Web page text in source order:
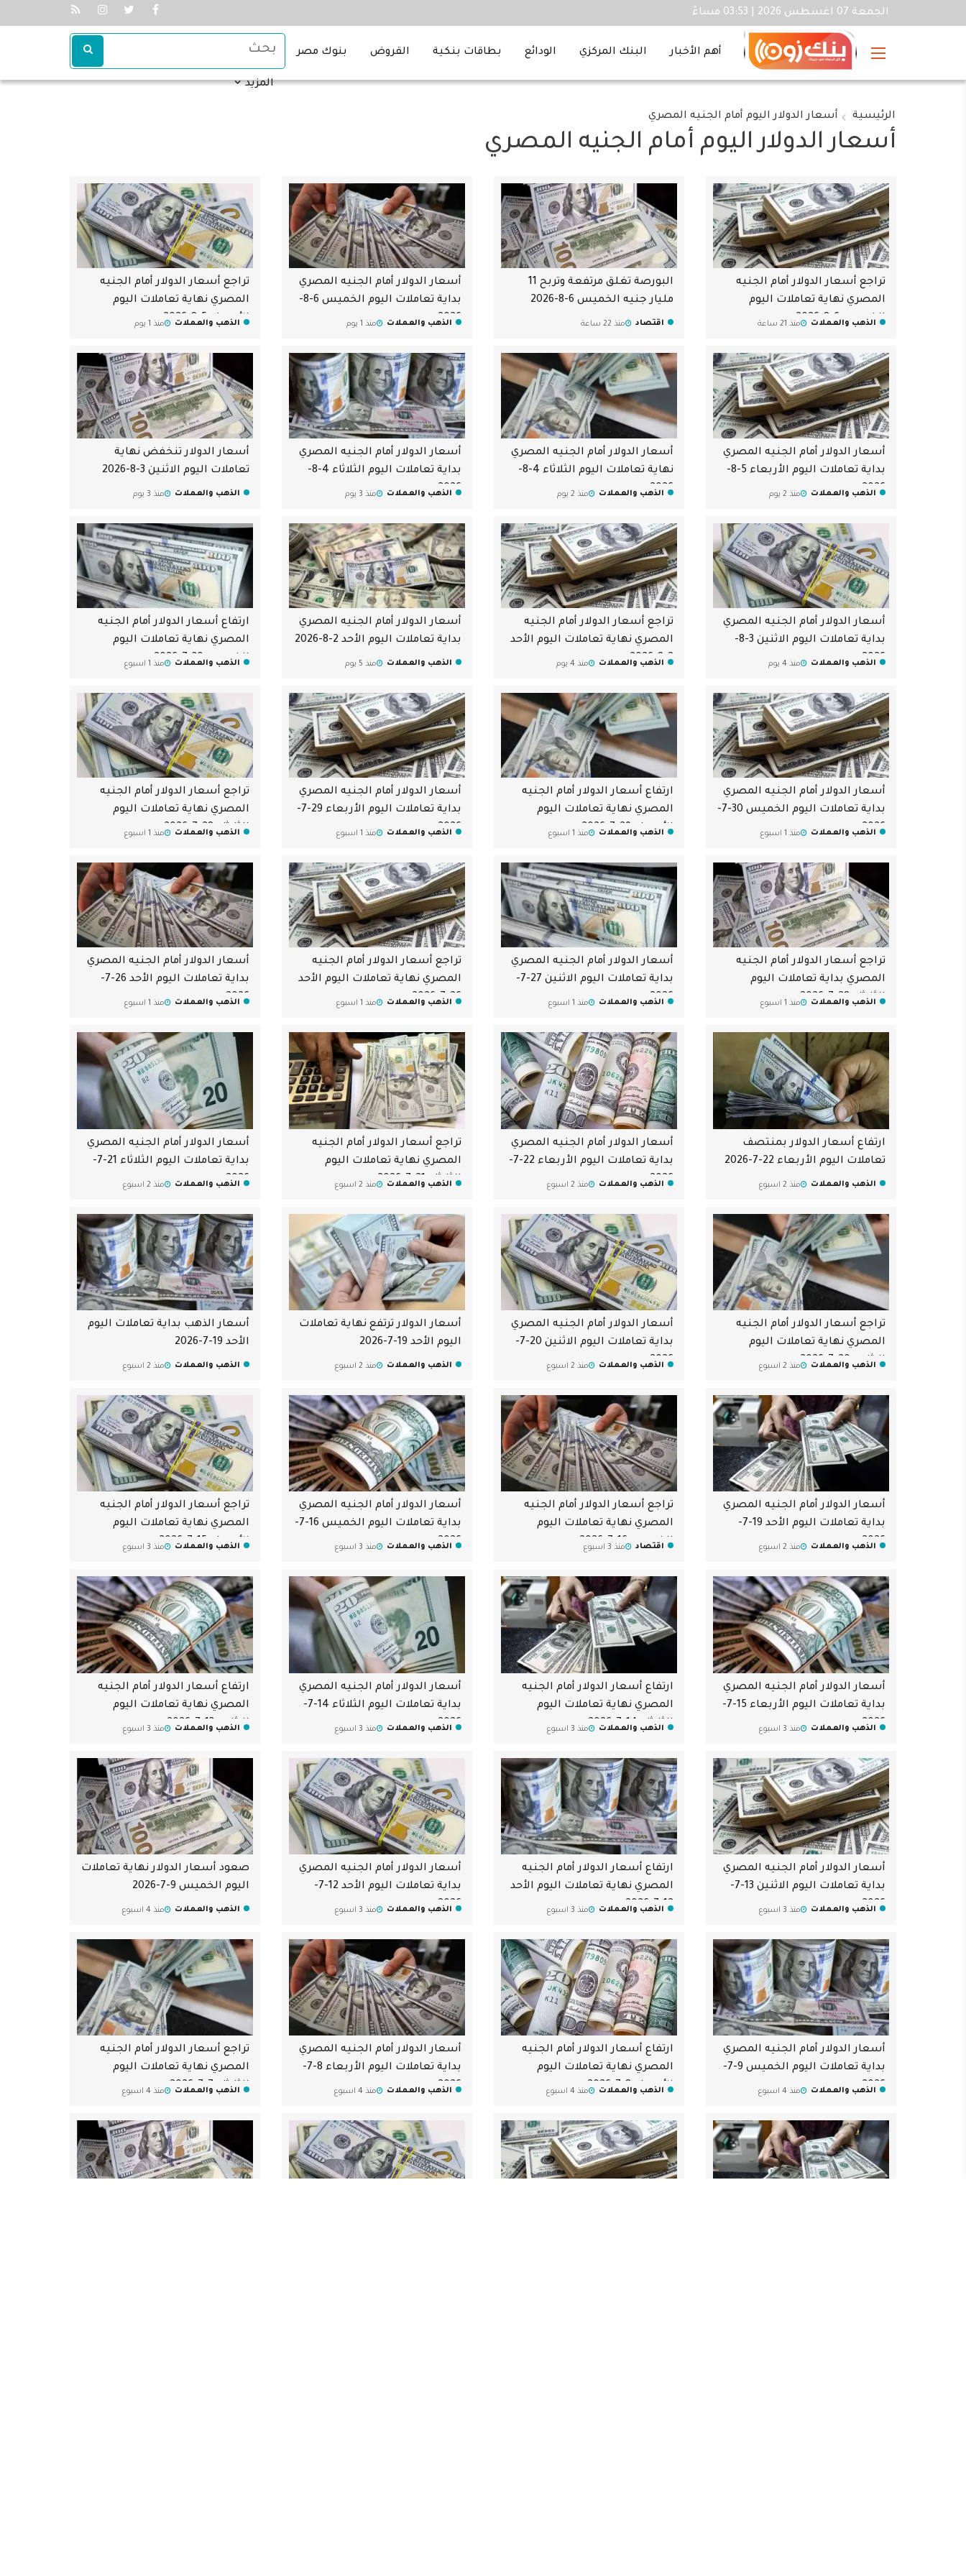
الجمعة 07 اغسطس 2026 | 03:53 مساءً
أهم الأخبار البنك المركزي الودائع بطاقات بنكية القروض بنوك مصر
المزيد
الرئيسية أسعار الدولار اليوم أمام الجنيه المصري
أسعار الدولار اليوم أمام الجنيه المصري
تراجع أسعار الدولار أمام الجنيه
المصري نهاية تعاملات اليوم
الخميس 6-8-2026
الذهب والعملات منذ 21 ساعة
البورصة تغلق مرتفعة وتربح 11
مليار جنيه الخميس 6-8-2026
اقتصاد منذ 22 ساعة
أسعار الدولار أمام الجنيه المصري
بداية تعاملات اليوم الخميس 6-8-
2026
الذهب والعملات منذ 1 يوم
تراجع أسعار الدولار أمام الجنيه
المصري نهاية تعاملات اليوم
الأربعاء 5-8-2026
الذهب والعملات منذ 1 يوم
أسعار الدولار أمام الجنيه المصري
بداية تعاملات اليوم الأربعاء 5-8-
2026
الذهب والعملات منذ 2 يوم
أسعار الدولار أمام الجنيه المصري
نهاية تعاملات اليوم الثلاثاء 4-8-
2026
الذهب والعملات منذ 2 يوم
أسعار الدولار أمام الجنيه المصري
بداية تعاملات اليوم الثلاثاء 4-8-
2026
الذهب والعملات منذ 3 يوم
أسعار الدولار تنخفض نهاية
تعاملات اليوم الاثنين 3-8-2026
الذهب والعملات منذ 3 يوم
أسعار الدولار أمام الجنيه المصري
بداية تعاملات اليوم الاثنين 3-8-
2026
الذهب والعملات منذ 4 يوم
تراجع أسعار الدولار أمام الجنيه
المصري نهاية تعاملات اليوم الأحد
2-8-2026 الذهب والعملات منذ 4 يوم
أسعار الدولار أمام الجنيه المصري
بداية تعاملات اليوم الأحد 2-8-2026
الذهب والعملات منذ 5 يوم
ارتفاع أسعار الدولار أمام الجنيه
المصري نهاية تعاملات اليوم
الخميس 30-7-2026
الذهب والعملات منذ 1 اسبوع
أسعار الدولار أمام الجنيه المصري
بداية تعاملات اليوم الخميس 30-7-
2026
الذهب والعملات منذ 1 اسبوع
ارتفاع أسعار الدولار أمام الجنيه
المصري نهاية تعاملات اليوم
الأربعاء 29-7-2026
الذهب والعملات منذ 1 اسبوع
أسعار الدولار أمام الجنيه المصري
بداية تعاملات اليوم الأربعاء 29-7-
2026
الذهب والعملات منذ 1 اسبوع
تراجع أسعار الدولار أمام الجنيه
المصري نهاية تعاملات اليوم
الثلاثاء 28-7-2026
الذهب والعملات منذ 1 اسبوع
تراجع أسعار الدولار أمام الجنيه
المصري بداية تعاملات اليوم
الثلاثاء 28-7-2026
الذهب والعملات منذ 1 اسبوع
أسعار الدولار أمام الجنيه المصري
بداية تعاملات اليوم الاثنين 27-7-
2026
الذهب والعملات منذ 1 اسبوع
تراجع أسعار الدولار أمام الجنيه
المصري نهاية تعاملات اليوم الأحد
26-7-2026الذهب والعملات منذ 1 اسبوع
أسعار الدولار أمام الجنيه المصري
بداية تعاملات اليوم الأحد 26-7-
2026
الذهب والعملات منذ 1 اسبوع
ارتفاع أسعار الدولار بمنتصف
تعاملات اليوم الأربعاء 22-7-2026
الذهب والعملات منذ 2 اسبوع
أسعار الدولار أمام الجنيه المصري
بداية تعاملات اليوم الأربعاء 22-7-
2026
الذهب والعملات منذ 2 اسبوع
تراجع أسعار الدولار أمام الجنيه
المصري نهاية تعاملات اليوم
الثلاثاء 21-7-2026
الذهب والعملات منذ 2 اسبوع
أسعار الدولار أمام الجنيه المصري
بداية تعاملات اليوم الثلاثاء 21-7-
2026
الذهب والعملات منذ 2 اسبوع
تراجع أسعار الدولار أمام الجنيه
المصري نهاية تعاملات اليوم
الاثنين 20-7-2026
الذهب والعملات منذ 2 اسبوع
أسعار الدولار أمام الجنيه المصري
بداية تعاملات اليوم الاثنين 20-7-
2026
الذهب والعملات منذ 2 اسبوع
أسعار الدولار ترتفع نهاية تعاملات
اليوم الأحد 19-7-2026
الذهب والعملات منذ 2 اسبوع
أسعار الذهب بداية تعاملات اليوم
الأحد 19-7-2026
الذهب والعملات منذ 2 اسبوع
أسعار الدولار أمام الجنيه المصري
بداية تعاملات اليوم الأحد 19-7-
2026
الذهب والعملات منذ 2 اسبوع
تراجع أسعار الدولار أمام الجنيه
المصري نهاية تعاملات اليوم
الخميس 16-7-2026
اقتصاد منذ 3 اسبوع
أسعار الدولار أمام الجنيه المصري
بداية تعاملات اليوم الخميس 16-7-
2026
الذهب والعملات منذ 3 اسبوع
تراجع أسعار الدولار أمام الجنيه
المصري نهاية تعاملات اليوم
الأربعاء 15-7-2026
الذهب والعملات منذ 3 اسبوع
أسعار الدولار أمام الجنيه المصري
بداية تعاملات اليوم الأربعاء 15-7-
2026
الذهب والعملات منذ 3 اسبوع
ارتفاع أسعار الدولار أمام الجنيه
المصري نهاية تعاملات اليوم
الثلاثاء 14-7-2026
الذهب والعملات منذ 3 اسبوع
أسعار الدولار أمام الجنيه المصري
بداية تعاملات اليوم الثلاثاء 14-7-
2026
الذهب والعملات منذ 3 اسبوع
ارتفاع أسعار الدولار أمام الجنيه
المصري نهاية تعاملات اليوم
الاثنين 13-7-2026
الذهب والعملات منذ 3 اسبوع
أسعار الدولار أمام الجنيه المصري
بداية تعاملات اليوم الاثنين 13-7-
2026
الذهب والعملات منذ 3 اسبوع
ارتفاع أسعار الدولار أمام الجنيه
المصري نهاية تعاملات اليوم الأحد
12-7-2026 الذهب والعملات منذ 3 اسبوع
أسعار الدولار أمام الجنيه المصري
بداية تعاملات اليوم الأحد 12-7-
2026
الذهب والعملات منذ 3 اسبوع
صعود أسعار الدولار نهاية تعاملات
اليوم الخميس 9-7-2026
الذهب والعملات منذ 4 اسبوع
أسعار الدولار أمام الجنيه المصري
بداية تعاملات اليوم الخميس 9-7-
2026
الذهب والعملات منذ 4 اسبوع
ارتفاع أسعار الدولار أمام الجنيه
المصري نهاية تعاملات اليوم
الأربعاء 8-7-2026
الذهب والعملات منذ 4 اسبوع
أسعار الدولار أمام الجنيه المصري
بداية تعاملات اليوم الأربعاء 8-7-
2026
الذهب والعملات منذ 4 اسبوع
تراجع أسعار الدولار أمام الجنيه
المصري نهاية تعاملات اليوم
الثلاثاء 7-7-2026
الذهب والعملات منذ 4 اسبوع